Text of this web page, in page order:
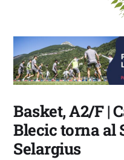
Basket, A2/F |
Blecic torna al
Selargius